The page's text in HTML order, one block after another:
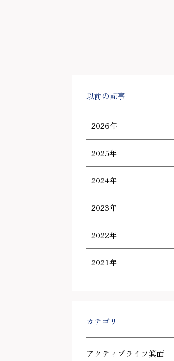
以前の記事
2026年
2025年
2024年
2023年
2022年
2021年
カテゴリ
アクティブライフ箕面